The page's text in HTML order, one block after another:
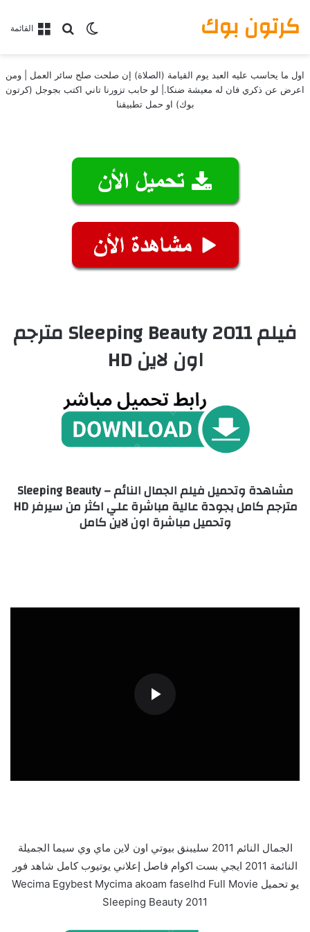
القائمةبحث عن
الوضع المظلم كرتون بوك
اول ما يحاسب عليه العبد يوم القيامة (الصلاة) إن صلحت صلح سائر العمل | ومن
اعرض عن ذكري فان له معيشة ضنكا.| لو حابب تزورنا تاني اكتب بجوجل (كرتون
بوك) او حمل تطبيقنا
فيلم Sleeping Beauty 2011 مترجم
اون لاين HD
مشاهدة وتحميل فيلم الجمال النائم – Sleeping Beauty
مترجم كامل بجودة عالية مباشرة علي اكثر من سيرفر HD
وتحميل مباشرة اون لاين كامل
الجمال النائم 2011 سليبنق بيوتي اون لاين ماي وي سيما الجميلة
النائمة 2011 ايجي بست اكوام فاصل إعلاني يوتيوب كامل شاهد فور
يو تحميل Wecima Egybest Mycima akoam faselhd Full Movie
Sleeping Beauty 2011